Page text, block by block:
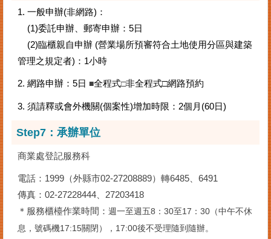
1. 一般申辦(非網路)：
(1)委託申辦、郵寄申辦：5日
(2)臨櫃親自申辦 (營業場所預審符合土地使用分區與建築
管理之規定者)：1小時
2. 網路申辦：5日 ■全程式□非全程式□網路預約
3. 須請釋或會外機關(個案性)增加時限：2個月(60日)
Step7：承辦單位
商業處登記服務科
電話：1999（外縣市02-27208889）轉6485、6491
傳真：02-27228444、27203418
＊服務櫃檯作業時間： 週一至週五8：30至17：30（中午不休
息，號碼機17:15關閉），17:00後不受理隨到隨辦。